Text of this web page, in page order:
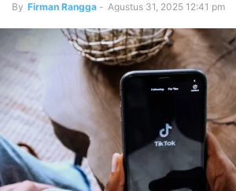
By Firman Rangga - Agustus 31, 2025 12:41 pm